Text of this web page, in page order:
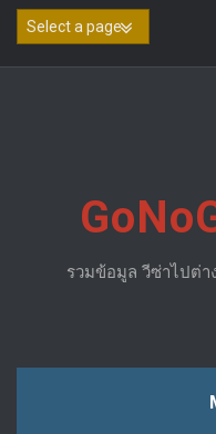
Skip
รวมข้อมูล วีซ่าไปต่า